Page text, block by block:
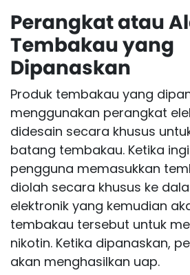
Perangkat atau
Tembakau yang
Dipanaskan
Produk tembakau yang
menggunakan perangkat
didesain secara khusus
batang tembakau. Ketika
pengguna memasukkan
diolah secara khusus ke
elektronik yang kemudian
tembakau tersebut untuk
nikotin. Ketika dipanaskan,
akan menghasilkan uap.